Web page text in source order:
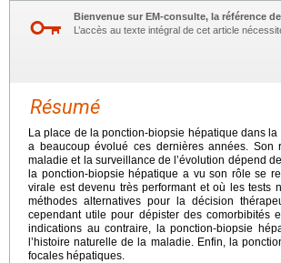
Bienvenue sur EM-consulte, la référence
L’accès au texte intégral de cet article
Résumé
La place de la ponction-biopsie hépatique dans
a beaucoup évolué ces dernières années.
maladie et la surveillance de l’évolution dépend
la ponction-biopsie hépatique a vu son rôle se
virale est devenu très performant et où les tests
méthodes alternatives pour la décision
cependant utile pour dépister des comorbibités
indications au contraire, la ponction-biopsie
l’histoire naturelle de la maladie. Enfin, la
focales hépatiques.